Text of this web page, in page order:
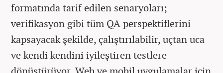
formatında tarif edilen senaryoları;
verifikasyon gibi tüm QA perspektiflerini
kapsayacak şekilde, çalıştırılabilir, uçtan uca
ve kendi kendini iyileştiren testlere